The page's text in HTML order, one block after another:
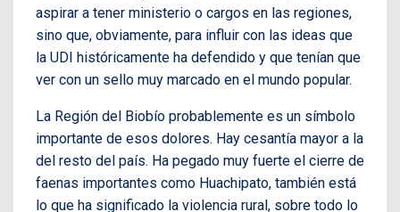
aspirar a tener ministerio o cargos en las regiones,
sino que, obviamente, para influir con las ideas que
la UDI históricamente ha defendido y que tenían que
ver con un sello muy marcado en el mundo popular.
La Región del Biobío probablemente es un símbolo
importante de esos dolores. Hay cesantía mayor a la
del resto del país. Ha pegado muy fuerte el cierre de
faenas importantes como Huachipato, también está
lo que ha significado la violencia rural, sobre todo lo